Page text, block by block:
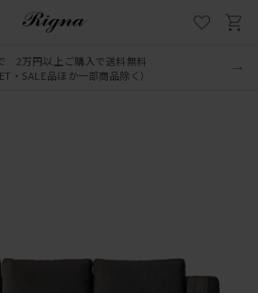
2万円以上ご購入で送料無料
・SALE品ほか一部商品除く）